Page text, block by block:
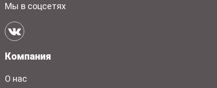
Мы в соцсетях
Компания
О нас